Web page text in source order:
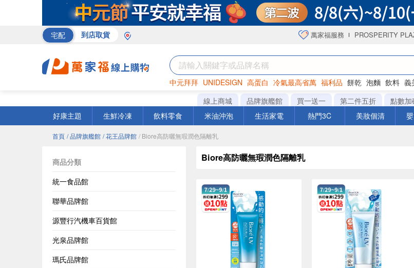
宅配 到店取貨 萬家福服務 PROSPERITY
中元拜拜 UNIDESIGN 高蛋白 冷氣最高省萬 福利品 餅乾 泡麵 飲料 義
巧克力 衛生紙 咖啡
線上商城 品牌旗艦館 買一送一 第二件五折 點數加
好康主題
生鮮冷凍 飲料零食 米油沖泡 生活家電 熱門3C 美妝個清
首頁 / 品牌旗艦館 / 花王品牌館 / Biore高防曬無瑕潤色隔離乳
商品分類
統一食品館
聯華品牌館
源豐行汽機車百貨館
光泉品牌館
瑪氏品牌館
Biore高防曬無瑕潤色隔離乳